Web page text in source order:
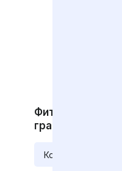
Фитинг O-Ring
градусов, с
Код товара: